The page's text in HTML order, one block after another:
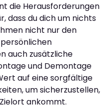
die Herausforderungen
dass du dich um nichts
nicht nur den
auch zusätzliche
und Demontage
auf eine sorgfältige
um sicherzustellen,
ankommt.